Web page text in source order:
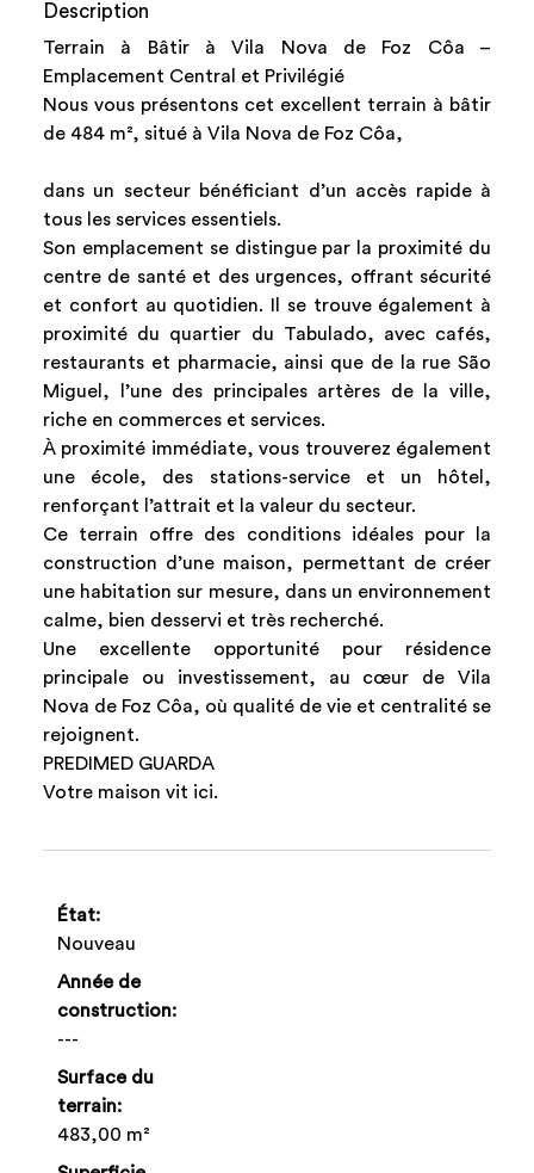
Description
Terrain à Bâtir à Vila Nova de Foz Côa –
Emplacement Central et Privilégié
Nous vous présentons cet excellent terrain à bâtir
de 484 m², situé à Vila Nova de Foz Côa,
dans un secteur bénéficiant d’un accès rapide à
tous les services essentiels.
Son emplacement se distingue par la proximité du
centre de santé et des urgences, offrant sécurité
et confort au quotidien. Il se trouve également à
proximité du quartier du Tabulado, avec cafés,
restaurants et pharmacie, ainsi que de la rue São
Miguel, l’une des principales artères de la ville,
riche en commerces et services.
À proximité immédiate, vous trouverez également
une école, des stations-service et un hôtel,
renforçant l’attrait et la valeur du secteur.
Ce terrain offre des conditions idéales pour la
construction d’une maison, permettant de créer
une habitation sur mesure, dans un environnement
calme, bien desservi et très recherché.
Une excellente opportunité pour résidence
principale ou investissement, au cœur de Vila
Nova de Foz Côa, où qualité de vie et centralité se
rejoignent.
PREDIMED GUARDA
Votre maison vit ici.
État:
Nouveau
Année de
construction:
---
Surface du
terrain:
483,00 m²